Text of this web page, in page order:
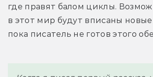
где правят балом циклы.
в этот мир будут вписаны
пока писатель не готов этого